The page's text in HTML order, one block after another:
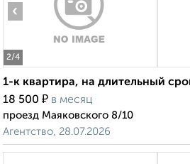
2/4
‹
1-к квартира, на длительный
18 500 ₽ в месяц
проезд Маяковского 8/10
Агентство, 28.07.2026